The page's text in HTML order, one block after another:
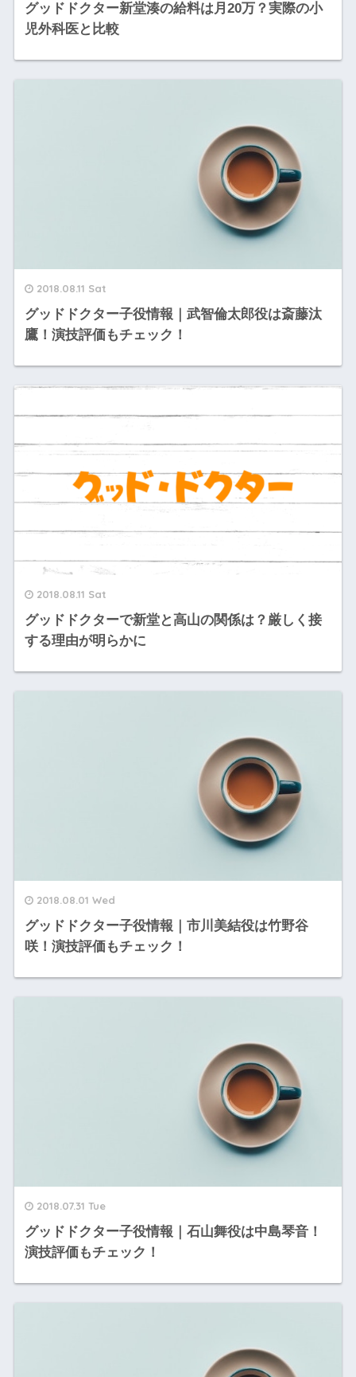
グッドドクター新堂湊の給料は月20万？実際の小
児外科医と比較
2018.08.11 Sat
グッドドクター子役情報｜武智倫太郎役は斎藤汰
鷹！演技評価もチェック！
2018.08.11 Sat
グッドドクターで新堂と高山の関係は？厳しく接
する理由が明らかに
2018.08.01 Wed
グッドドクター子役情報｜市川美結役は竹野谷
咲！演技評価もチェック！
2018.07.31 Tue
グッドドクター子役情報｜石山舞役は中島琴音！
演技評価もチェック！